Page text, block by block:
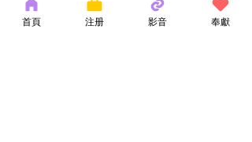
首頁 注册 影音 奉獻